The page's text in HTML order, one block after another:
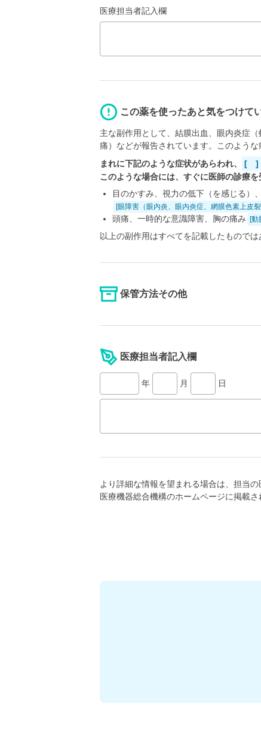
医療担当者記入欄
この薬を使ったあと気をつけて
主な副作用として、結膜出血、眼内炎症
痛）などが報告されています。このよう
まれに下記のような症状があらわれ、
[ ]
このような場合には、すぐに医師の診療を
目のかすみ、視力の低下（を感じる）
[眼障害（眼内炎、眼内炎症、網膜色素上皮
頭痛、一時的な意識障害、胸の痛み [
以上の副作用はすべてを記載したもので
保管方法その他
医療担当者記入欄
年 月 日
より詳細な情報を望まれる場合は、担当
医療機器総合機構のホームページに掲載さ